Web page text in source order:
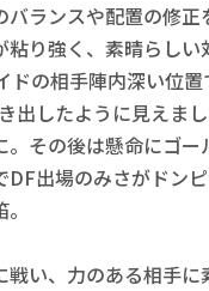
バランスや配置の修
粘り強く、素晴らし
ドの相手陣内深い位
出したように見えま
。その後は懸命にゴ
DF出場のみさがドン
戦い、力のある相手